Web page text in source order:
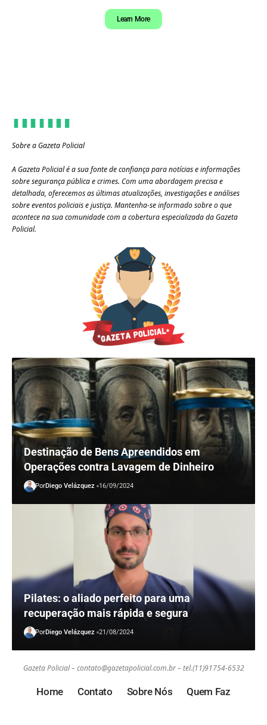
Learn More
Sobre a Gazeta Policial
A Gazeta Policial é a sua fonte de confiança para notícias e informações
sobre segurança pública e crimes. Com uma abordagem precisa e
detalhada, oferecemos as últimas atualizações, investigações e análises
sobre eventos policiais e justiça. Mantenha-se informado sobre o que
acontece na sua comunidade com a cobertura especializada da Gazeta
Policial.
Destinação de Bens Apreendidos em
Operações contra Lavagem de Dinheiro
PorDiego Velázquez 16/09/2024
Pilates: o aliado perfeito para uma
recuperação mais rápida e segura
PorDiego Velázquez 21/08/2024
Gazeta Policial –contato@gazetapolicial.com.br– tel.(11)91754-6532
Home Contato Sobre Nós Quem Faz